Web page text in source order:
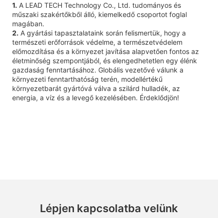
1. A LEAD TECH Technology Co., Ltd. tudományos és
műszaki szakértőkből álló, kiemelkedő csoportot foglal
magában.
2. A gyártási tapasztalataink során felismertük, hogy a
természeti erőforrások védelme, a természetvédelem
előmozdítása és a környezet javítása alapvetően fontos az
életminőség szempontjából, és elengedhetetlen egy élénk
gazdaság fenntartásához. Globális vezetővé válunk a
környezeti fenntarthatóság terén, modellértékű
környezetbarát gyártóvá válva a szilárd hulladék, az
energia, a víz és a levegő kezelésében. Érdeklődjön!
Lépjen kapcsolatba velünk